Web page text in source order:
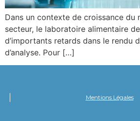
Dans un contexte de croissance du
secteur, le laboratoire alimentaire
d’importants retards dans le rendu
d’analyse. Pour […]
Mentions Légales